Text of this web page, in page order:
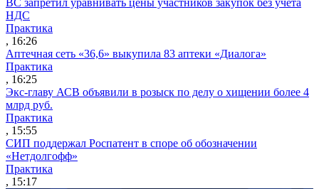
ВС запретил уравнивать цены участников закупок без учета
НДС
Практика
, 16:26
Аптечная сеть «36,6» выкупила 83 аптеки «Диалога»
Практика
, 16:25
Экс-главу АСВ объявили в розыск по делу о хищении более 4
млрд руб.
Практика
, 15:55
СИП поддержал Роспатент в споре об обозначении
«Нетдолгофф»
Практика
, 15:17